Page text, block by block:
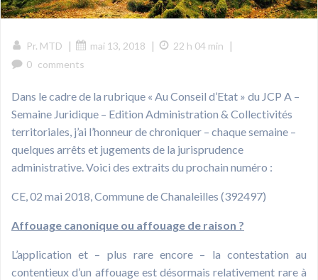
Pr. MTD | mai 13, 2018 | 22 h 04 min |
0 comments
Dans le cadre de la rubrique « Au Conseil d’Etat » du JCP A –
Semaine Juridique – Edition Administration & Collectivités
territoriales, j’ai l’honneur de chroniquer – chaque semaine –
quelques arrêts et jugements de la jurisprudence
administrative. Voici des extraits du prochain numéro :
CE, 02 mai 2018, Commune de Chanaleilles (392497)
Affouage canonique ou affouage de raison ?
L’application et – plus rare encore – la contestation au
contentieux d’un affouage est désormais relativement rare à